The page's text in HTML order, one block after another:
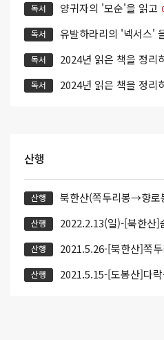
독서 양귀자의 '모순'을 읽고
독서 유발하라리의 '넥서스'
독서 2024년 읽은 책을 정리
독서 2024년 읽은 책을 정리
산행
산행 북한산(쪽두리봉→향
산행 2022.2.13(일)-[북한산
산행 2021.5.26-[북한산]쪽
산행 2021.5.15-[도봉산]다락